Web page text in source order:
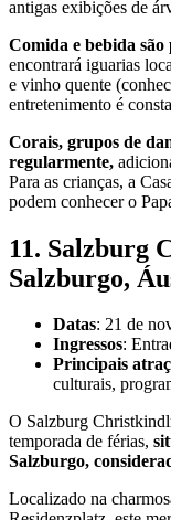
antigas exibições de
Comida e bebida
encontrará iguarias
e vinho quente
entretenimento é
Corais, grupos de
regularmente,
Para as crianças, a
podem conhecer o
11. Salzburg
Salzburgo,
Datas: 21 de
Ingressos:
Principais
culturais,
O Salzburg
temporada de férias,
Salzburgo,
Localizado na